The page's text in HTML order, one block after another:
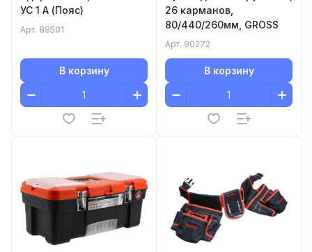
УС 1 А (Пояс)
Арт. 89501
В корзину
26 карманов,
80/440/260мм, GROSS
Арт. 90272
В корзину